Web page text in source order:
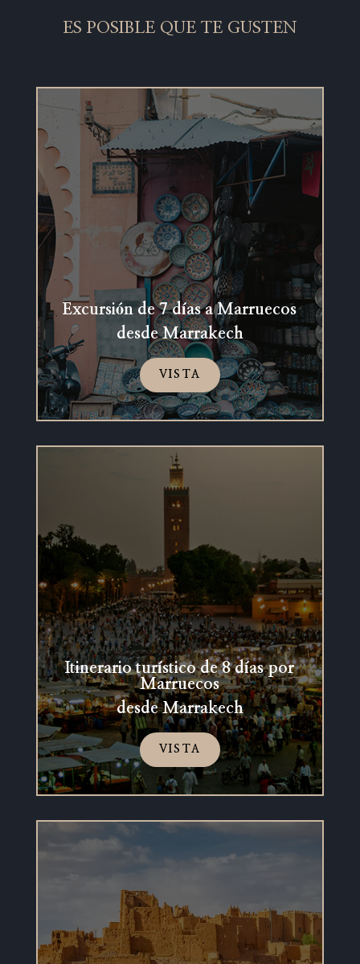
ES POSIBLE QUE TE GUSTEN
Excursión de 7 días a Marruecos
desde Marrakech
VISTA
Itinerario turístico de 8 días por
Marruecos
desde Marrakech
VISTA